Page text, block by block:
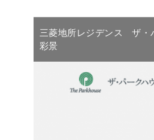
三菱地所レジデンス ザ・
彩景